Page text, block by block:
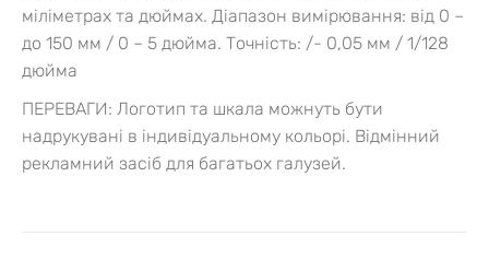
міліметрах та дюймах. Діапазон вимірювання: від 0 –
до 150 мм / 0 – 5 дюйма. Точність: /- 0,05 мм / 1/128
дюйма
ПЕРЕВАГИ: Логотип та шкала можнуть бути
надрукувані в індивідуальному кольорі. Відмінний
рекламний засіб для багатьох галузей.